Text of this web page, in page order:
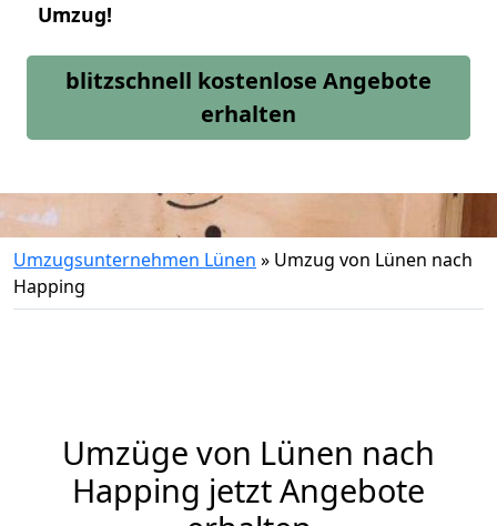
Umzug!
blitzschnell kostenlose Angebote
erhalten
Umzugsunternehmen Lünen » Umzug von Lünen nach
Happing
Umzüge von Lünen nach
Happing jetzt Angebote